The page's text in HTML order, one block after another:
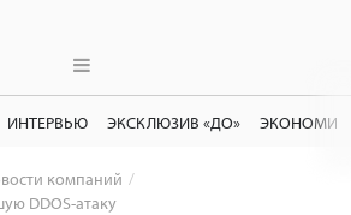
ИНТЕРВЬЮ ЭКСКЛЮЗИВ «ДО»
компаний
DDOS-атаку